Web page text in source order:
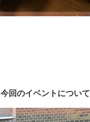
今回のイベントについて